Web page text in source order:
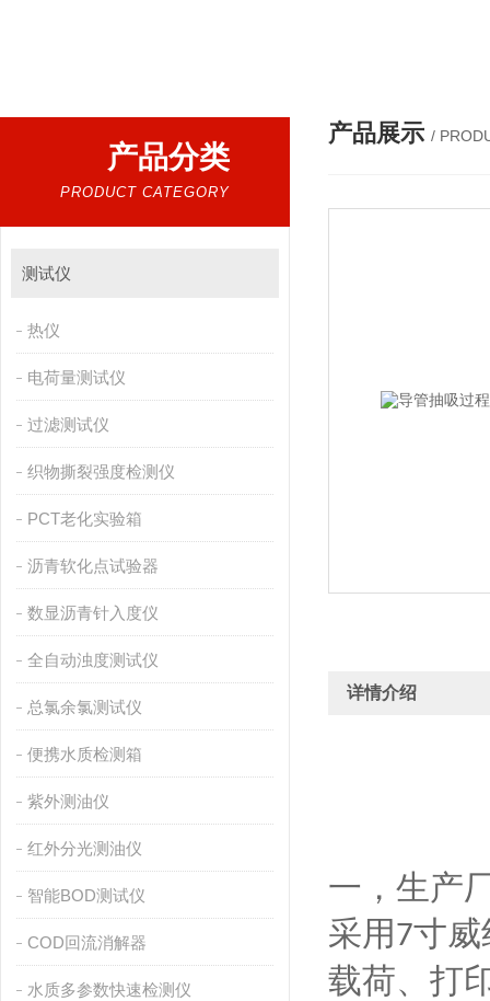
产品分类
PRODUCT CATEGORY
测试仪
热仪
电荷量测试仪
过滤测试仪
织物撕裂强度检测仪
PCT老化实验箱
沥青软化点试验器
数显沥青针入度仪
全自动浊度测试仪
总氯余氯测试仪
便携水质检测箱
紫外测油仪
红外分光测油仪
智能BOD测试仪
COD回流消解器
水质多参数快速检测仪
产品展示 /
详情介绍
一， 生产
采用7寸
载荷、打